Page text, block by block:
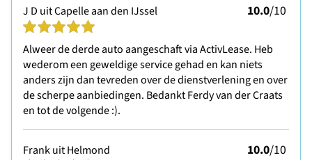
J D uit Capelle aan den IJssel 10.0/10
Alweer de derde auto aangeschaft via ActivLease. Heb
wederom een geweldige service gehad en kan niets
anders zijn dan tevreden over de dienstverlening en over
de scherpe aanbiedingen. Bedankt Ferdy van der Craats
en tot de volgende :).
Frank uit Helmond 10.0/10